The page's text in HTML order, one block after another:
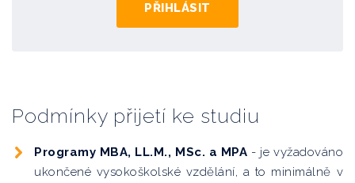
JUDr. Luděk Lisse, Ph.D. LL.M.
Rozhodčí řízení v judikatuře soudů
JUDr. Luděk Lisse, Ph.D. LL.M.
PŘIHLÁSIT
Podmínky přijetí ke studiu
Programy MBA, LL.M., MSc. a MPA - je vyžadováno
ukončené vysokoškolské vzdělání, a to minimálně v